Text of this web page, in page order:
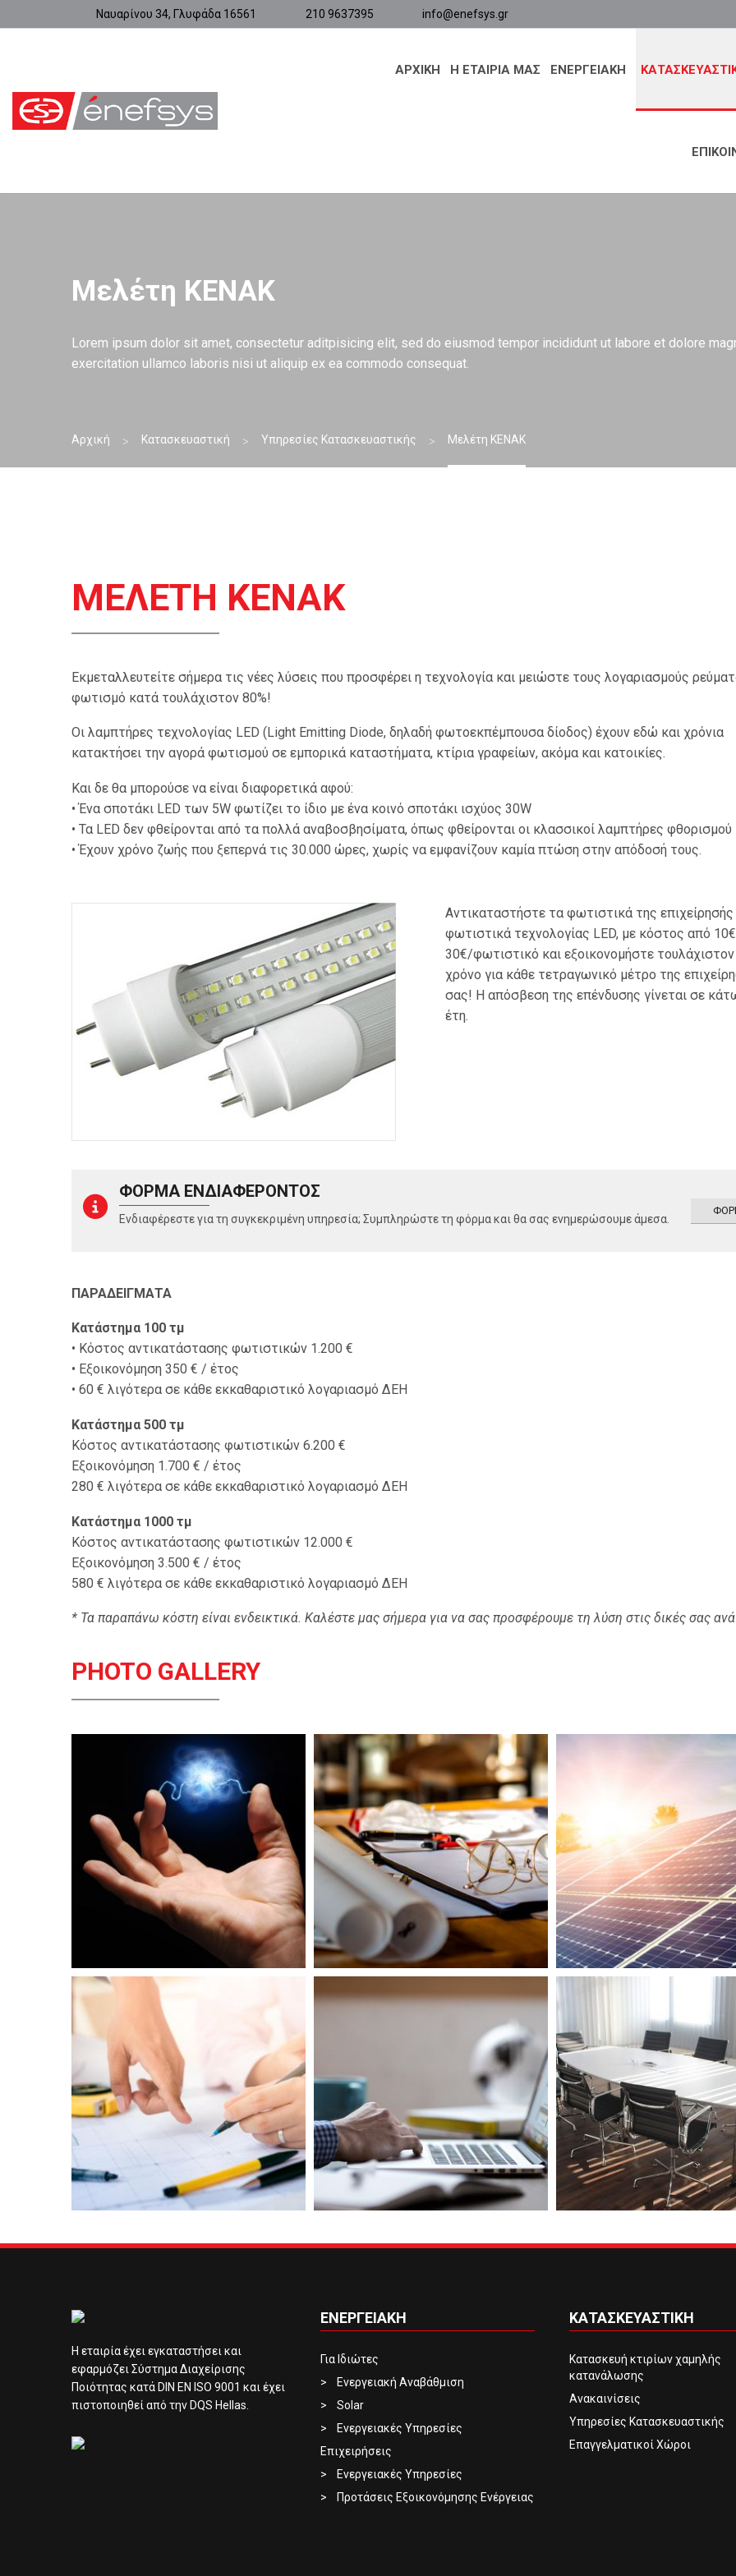
Ναυαρίνου 34, Γλυφάδα 16561 210 9637395 info@enefsys.gr
ΑΡΧΙΚΗ Η ΕΤΑΙΡΙΑ ΜΑΣ ΕΝΕΡΓΕΙΑΚΉ
Μελέτη ΚΕΝΑΚ
Lorem ipsum dolor sit amet, consectetur aditpisicing elit, sed do eiusmod tempor incididunt ut labore et dolore
exercitation ullamco laboris nisi ut aliquip ex ea commodo consequat.
Αρχική Κατασκευαστική Υπηρεσίες Κατασκευαστικής Μελέτη ΚΕΝΑΚ
ΜΕΛΕΤΗ ΚΕΝΑΚ
Εκμεταλλευτείτε σήμερα τις νέες λύσεις που προσφέρει η τεχνολογία και μειώστε τους λογαριασμούς
φωτισμό κατά τουλάχιστον 80%!
Οι λαμπτήρες τεχνολογίας LED (Light Emitting Diode, δηλαδή φωτοεκπέμπουσα δίοδος) έχουν εδώ και χρόνια
κατακτήσει την αγορά φωτισμού σε εμπορικά καταστήματα, κτίρια γραφείων, ακόμα και κατοικίες.
Και δε θα μπορούσε να είναι διαφορετικά αφού:
• Ένα σποτάκι LED των 5W φωτίζει το ίδιο με ένα κοινό σποτάκι ισχύος 30W
• Τα LED δεν φθείρονται από τα πολλά αναβοσβησίματα, όπως φθείρονται οι κλασσικοί λαμπτήρες φθορισμού
• Έχουν χρόνο ζωής που ξεπερνά τις 30.000 ώρες, χωρίς να εμφανίζουν καμία πτώση στην απόδοσή τους.
Αντικαταστήστε τα φωτιστικά της
φωτιστικά τεχνολογίας LED, με κόστος από
30€/φωτιστικό και εξοικονομήστε
χρόνο για κάθε τετραγωνικό μέτρο της
σας! Η απόσβεση της επένδυσης γίνεται σε
έτη.
ΦΟΡΜΑ ΕΝΔΙΑΦΕΡΟΝΤΟΣ
Ενδιαφέρεστε για τη συγκεκριμένη υπηρεσία; Συμπληρώστε τη φόρμα και θα σας ενημερώσουμε άμεσα.
ΠΑΡΑΔΕΙΓΜΑΤΑ
Κατάστημα 100 τμ
• Κόστος αντικατάστασης φωτιστικών 1.200 €
• Εξοικονόμηση 350 € / έτος
• 60 € λιγότερα σε κάθε εκκαθαριστικό λογαριασμό ΔΕΗ
Κατάστημα 500 τμ
Κόστος αντικατάστασης φωτιστικών 6.200 €
Εξοικονόμηση 1.700 € / έτος
280 € λιγότερα σε κάθε εκκαθαριστικό λογαριασμό ΔΕΗ
Κατάστημα 1000 τμ
Κόστος αντικατάστασης φωτιστικών 12.000 €
Εξοικονόμηση 3.500 € / έτος
580 € λιγότερα σε κάθε εκκαθαριστικό λογαριασμό ΔΕΗ
* Τα παραπάνω κόστη είναι ενδεικτικά. Καλέστε μας σήμερα για να σας προσφέρουμε τη λύση στις δικές σας
PHOTO GALLERY
Η εταιρία έχει εγκαταστήσει και
εφαρμόζει Σύστημα Διαχείρισης
Ποιότητας κατά DIN EN ISO 9001 και έχει
πιστοποιηθεί από την DQS Hellas.
ΕΝΕΡΓΕΙΑΚΗ
Για Ιδιώτες
Ενεργειακή Αναβάθμιση
Solar
Ενεργειακές Υπηρεσίες
Επιχειρήσεις
Ενεργειακές Υπηρεσίες
Προτάσεις Εξοικονόμησης Ενέργειας
ΚΑΤΑΣΚΕΥΑΣΤΙΚΗ
Κατασκευή κτιρίων χαμηλής
κατανάλωσης
Ανακαινίσεις
Υπηρεσίες Κατασκευαστικής
Επαγγελματικοί Χώροι